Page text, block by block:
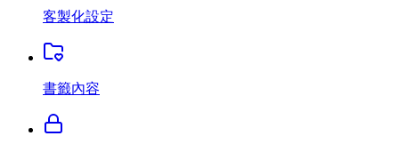
客製化設定
書籤內容